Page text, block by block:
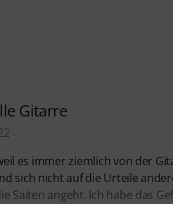
Gitarre
es immer ziemlich von der
sich nicht auf die Urteile
Saiten angeht. Ich habe das